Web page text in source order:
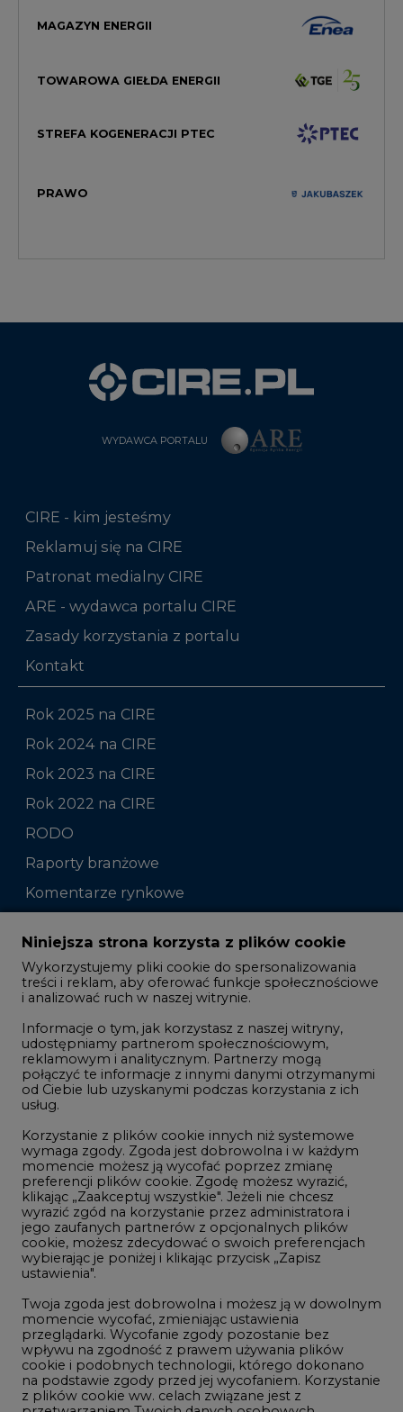
MAGAZYN ENERGII
TOWAROWA GIEŁDA ENERGII
STREFA KOGENERACJI PTEC
PRAWO
WYDAWCA PORTALU
CIRE - kim jesteśmy
Reklamuj się na CIRE
Patronat medialny CIRE
ARE - wydawca portalu CIRE
Zasady korzystania z portalu
Kontakt
Rok 2025 na CIRE
Rok 2024 na CIRE
Rok 2023 na CIRE
Rok 2022 na CIRE
RODO
Raporty branżowe
Komentarze rynkowe
Zmiany kadrowe na rynku
Studio CIRE
Rozmowy o energetyce
Gospodarka
Geopolityka
LTE450
Innowacje i AI
Telekomunikacja i IT
Handel emisjami CO2
Wodór
Górnictwo
Atom
Fotowoltaika
Offshore wind
Niniejsza strona korzysta z plików cookie
Wykorzystujemy pliki cookie do spersonalizowania
treści i reklam, aby oferować funkcje społecznościowe
i analizować ruch w naszej witrynie.
Informacje o tym, jak korzystasz z naszej witryny,
udostępniamy partnerom społecznościowym,
reklamowym i analitycznym. Partnerzy mogą
połączyć te informacje z innymi danymi otrzymanymi
od Ciebie lub uzyskanymi podczas korzystania z ich
usług.
Korzystanie z plików cookie innych niż systemowe
wymaga zgody. Zgoda jest dobrowolna i w każdym
momencie możesz ją wycofać poprzez zmianę
preferencji plików cookie. Zgodę możesz wyrazić,
klikając „Zaakceptuj wszystkie". Jeżeli nie chcesz
wyrazić zgód na korzystanie przez administratora i
jego zaufanych partnerów z opcjonalnych plików
cookie, możesz zdecydować o swoich preferencjach
wybierając je poniżej i klikając przycisk „Zapisz
ustawienia".
Twoja zgoda jest dobrowolna i możesz ją w dowolnym
momencie wycofać, zmieniając ustawienia
przeglądarki. Wycofanie zgody pozostanie bez
wpływu na zgodność z prawem używania plików
cookie i podobnych technologii, którego dokonano
na podstawie zgody przed jej wycofaniem. Korzystanie
z plików cookie ww. celach związane jest z